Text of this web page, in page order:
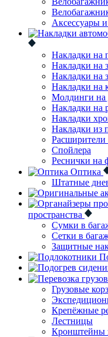
Аксессуары
Накладки на
Накладки на
Накладки на
Накладки на
Молдинги на
Накладки на
Накладки
Накладки из
Расширители
Спойлера
Реснички на
Оптика
Штатные
пространства
Сумки в
Сетки в
Защитные
Грузовые
Крепёжные
Лестницы
Кронштейны